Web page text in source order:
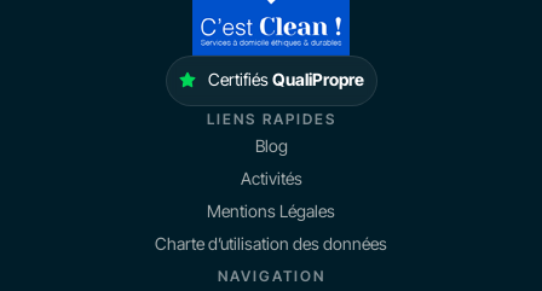
CertifiésQualiPropre
LIENS RAPIDES
Blog
Activités
Mentions Légales
Charte d’utilisation des données
NAVIGATION